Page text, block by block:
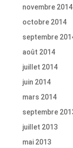
novembre 2014
octobre 2014
septembre
août 2014
juillet 2014
juin 2014
mars 2014
septembre
juillet 2013
mai 2013